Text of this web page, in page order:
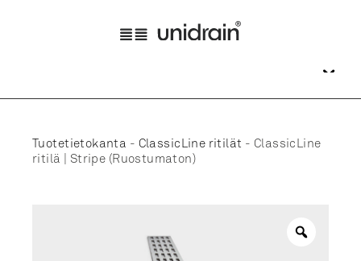
Tuotetietokanta - ClassicLine ritilät - ClassicLine
ritilä | Stripe (Ruostumaton)